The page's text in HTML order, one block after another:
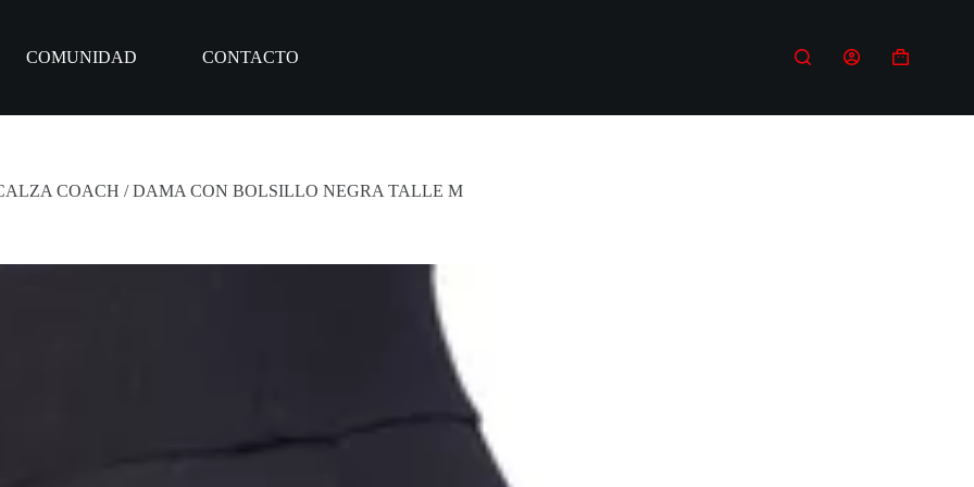
COMUNIDAD CONTACTO
Carro
COACH / DAMA CON BOLSILLO NEGRA TALLE M